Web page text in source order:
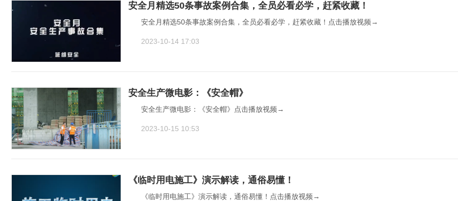
安全月精选50条事故案例合集，全员必看必学，赶紧收藏！
安全月精选50条事故案例合集，全员必看必学，赶紧收藏！点击播放视频→
2023-10-14 17:03
安全生产微电影：《安全帽》
安全生产微电影：《安全帽》点击播放视频→
2023-10-15 10:53
《临时用电施工》演示解读，通俗易懂！
《临时用电施工》演示解读，通俗易懂！点击播放视频→